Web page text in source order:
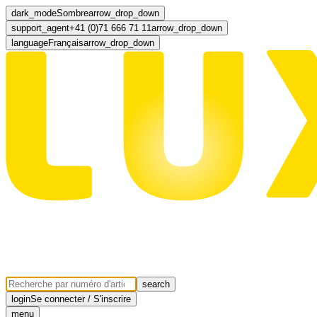
dark_modeSombrearrow_drop_down
support_agent+41 (0)71 666 71 11arrow_drop_down
languageFrançaisarrow_drop_down
search
loginSe connecter / S'inscrire
menu